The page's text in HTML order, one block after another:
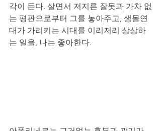
각이 든다. 살면서 저지른 잘못과 가차 없
는 평판으로부터 그를 놓아주고, 생몰연
대가 가리키는 시대를 이리저리 상상하
는 일을, 나는 좋아한다.